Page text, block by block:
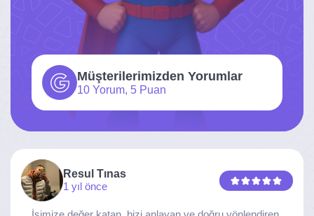
Müşterilerimizden Yorumlar
10 Yorum, 5 Puan
Resul Tınas
1 yıl önce